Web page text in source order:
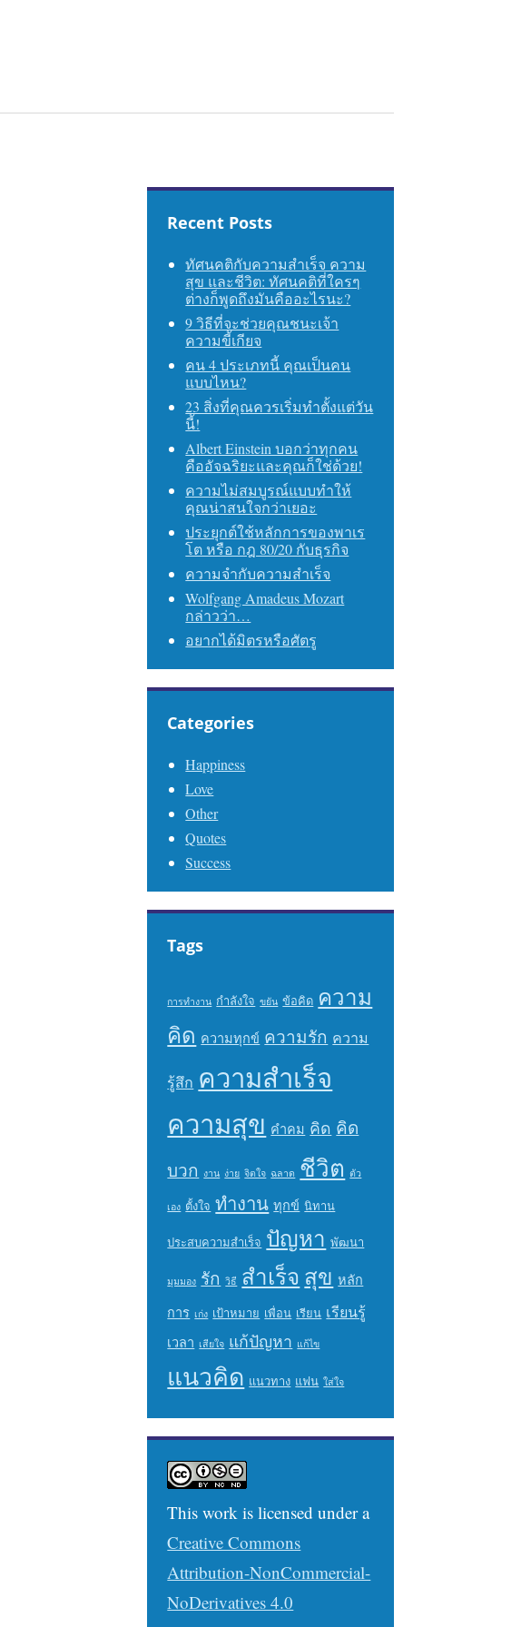
Recent Posts
ทัศนคติกับความสำเร็จ ความ
สุข และชีวิต: ทัศนคติที่ใครๆ
ต่างก็พูดถึงมันคืออะไรนะ?
9 วิธีที่จะช่วยคุณชนะเจ้า
ความขี้เกียจ
คน 4 ประเภทนี้ คุณเป็นคน
แบบไหน?
23 สิ่งที่คุณควรเริ่มทำตั้งแต่วัน
นี้!
Albert Einstein บอกว่าทุกคน
คืออัจฉริยะและคุณก็ใช่ด้วย!
ความไม่สมบูรณ์แบบทำให้
คุณน่าสนใจกว่าเยอะ
ประยุกต์ใช้หลักการของพาเร
โต หรือ กฎ 80/20 กับธุรกิจ
ความจำกับความสำเร็จ
Wolfgang Amadeus Mozart
กล่าวว่า…
อยากได้มิตรหรือศัตรู
Categories
Happiness
Love
Other
Quotes
Success
Tags
การทำงาน กำลังใจ ขยัน ข้อคิด ความ
คิด ความทุกข์ ความรัก ความ
รู้สึก ความสำเร็จ
ความสุข คำคม คิด คิด
บวก งาน ง่าย จิตใจ ฉลาด ชีวิต ตัว
เอง ตั้งใจ ทำงาน ทุกข์ นิทาน
ประสบความสำเร็จ ปัญหา พัฒนา
มุมมอง รัก วิธี สำเร็จ สุข หลัก
การ เก่ง เป้าหมาย เพื่อน เรียน เรียนรู้
เวลา เสียใจ แก้ปัญหา แก้ไข
แนวคิด แนวทาง แฟน ใส่ใจ
This work is licensed under a
Creative Commons
Attribution-NonCommercial-
NoDerivatives 4.0